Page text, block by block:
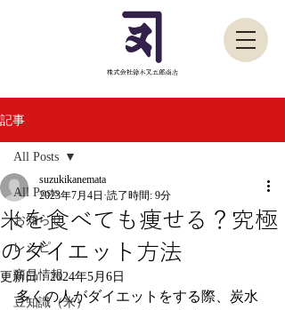
記事
All Posts
お知らせ
レシピ
商品情報
豆知識（米）
All Posts
米を食べても痩せる？究極
のダイエット方法
suzukikanemata
2023年7月4日 読了時間: 9分
更新日：2024年5月6日
多くの人がダイエットをする際、炭水